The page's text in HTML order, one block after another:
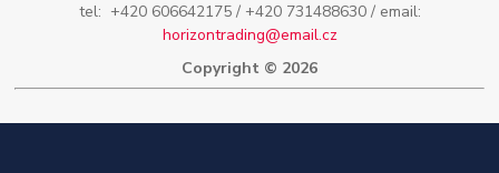
tel: +420 606642175 / +420 731488630 / email:
horizontrading@email.cz
Copyright © 2026